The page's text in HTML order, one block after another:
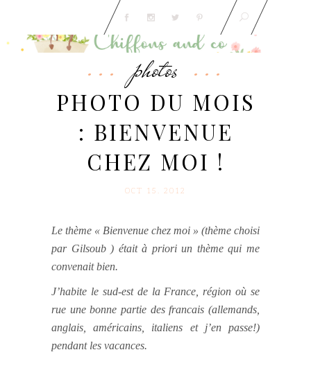
photos
PHOTO DU MOIS
: BIENVENUE
CHEZ MOI !
OCT 15. 2012
Le thème « Bienvenue chez moi » (thème choisi
par Gilsoub ) était à priori un thème qui me
convenait bien.
J’habite le sud-est de la France, région où se
rue une bonne partie des francais (allemands,
anglais, américains, italiens et j’en passe!)
pendant les vacances.